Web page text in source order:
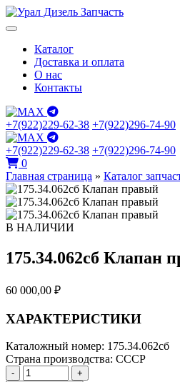
Каталог
Доставка и оплата
О нас
Контакты
+7(922)229-62-38 +7(922)296-74-90
+7(922)229-62-38 +7(922)296-74-90
0
Главная страница » Каталог
В НАЛИЧИИ
175.34.062сб Клапан
60 000,00 ₽
ХАРАКТЕРИСТИКИ
Каталожный номер: 175.34.062сб
Страна производства: СССР
-
+